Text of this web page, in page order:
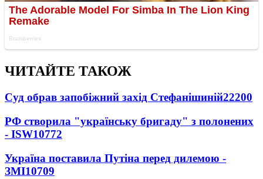
ЧИТАЙТЕ ТАКОЖ
Суд обрав запобіжний захід Стефанішиній22200
РФ створила "українську бригаду" з полонених
- ISW10772
Україна поставила Путіна перед дилемою -
ЗМІ10709